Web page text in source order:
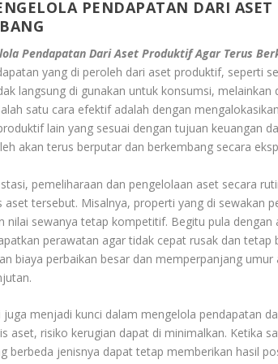
PENDAPATAN DARI
Pendapatan Dari Aset Produktif Agar Terus
yang di peroleh dari aset produktif, seperti
langsung di gunakan untuk konsumsi,
satu cara efektif adalah dengan
lain yang sesuai dengan tujuan keuangan
akan terus berputar dan berkembang secara
pemeliharaan dan pengelolaan aset secara
aset tersebut. Misalnya, properti yang di sewakan
nilai sewanya tetap kompetitif. Begitu pula
perawatan agar tidak cepat rusak dan
biaya perbaikan besar dan memperpanjang
juga menjadi kunci dalam mengelola pendapatan
aset, risiko kerugian dapat di minimalkan. Ketika
berbeda jenisnya dapat tetap memberikan hasil